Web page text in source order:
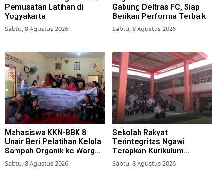
Pemusatan Latihan di
Yogyakarta
Sabtu, 8 Agustus 2026
Gabung Deltras FC, Siap
Berikan Performa Terbaik
Sabtu, 8 Agustus 2026
Mahasiswa KKN-BBK 8
Unair Beri Pelatihan Kelola
Sampah Organik ke Warga
Simokerto Surabaya
Sabtu, 8 Agustus 2026
Sekolah Rakyat
Terintegritas Ngawi
Terapkan Kurikulum
Berbasis Asrama
Sabtu, 8 Agustus 2026